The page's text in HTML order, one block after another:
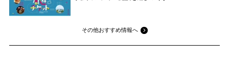
その他おすすめ情報へ